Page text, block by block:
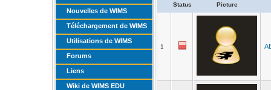
Nouvelles de WIMS
Téléchargement de WIMS
Utilisations de WIMS
Forums
Liens
Wiki de WIMS EDU
Status Picture
1